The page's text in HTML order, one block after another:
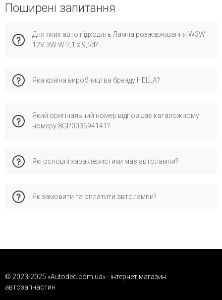
Поширені запитання
Для яких авто підходить Лампа розжарювання W3W
12V 3W W 2,1 x 9,5d?
Рено 19, 21, Фольксваген Гольф 6, Джип Гранд Черокі,
VIN-коду для максимальної точності підбору, аби уникнути
помилок при установці.
Яка країна виробництва бренду HELLA?
спеціалізується на сертифікованих запчастинах для
європейських автомобілів. Його обирають за надійну
Який оригінальний номер відповідає каталожному
номеру 8GP003594141?
оригінальний номер OEM: 9978372, 07119978372,
Які основні характеристики має автолампи?
[вт] - 3; виконання патрона - w2.1x9.5 d...
Як замовити та оплатити автолампи?
© 2023-2025 «Autoded.com.ua» - інтернет магазин
автозапчастин